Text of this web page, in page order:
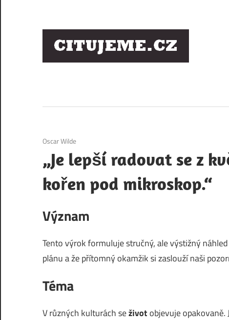
1. 12. 2020
Oscar Wilde
„Je lepší radovat se z
kořen pod mikroskop.“
Význam
Tento výrok formuluje stručný, ale výstižný
plánu a že přítomný okamžik si zaslouží naši
Téma
V různých kulturách seživot objevuje